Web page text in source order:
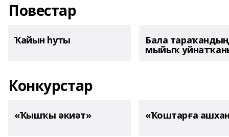
Повестар
Ҡайын һуты Бала тараҡандың
мыйыҡ
Конкурстар
«Ҡышҡы әкиәт» «Ҡоштарға